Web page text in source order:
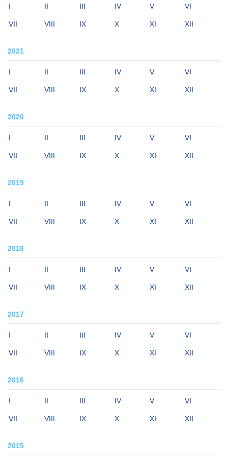
I II III IV V VI
VII VIII IX X XI XII
2021
I II III IV V VI
VII VIII IX X XI XII
2020
I II III IV V VI
VII VIII IX X XI XII
2019
I II III IV V VI
VII VIII IX X XI XII
2018
I II III IV V VI
VII VIII IX X XI XII
2017
I II III IV V VI
VII VIII IX X XI XII
2016
I II III IV V VI
VII VIII IX X XI XII
2015